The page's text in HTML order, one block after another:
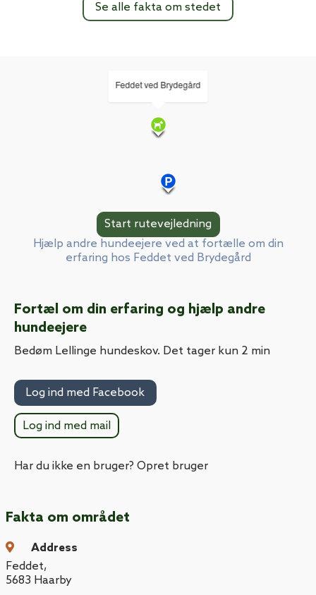
Se alle fakta om stedet
Feddet ved Brydegård
Hjælp andre hundeejere ved at fortælle om din
erfaring hos Feddet ved Brydegård
Fortæl om din erfaring og hjælp andre
hundeejere
Bedøm Lellinge hundeskov. Det tager kun 2 min
Log ind med Facebook
Log ind med mail
Har du ikke en bruger? Opret bruger
Fakta om området
Address
Feddet,
5683 Haarby